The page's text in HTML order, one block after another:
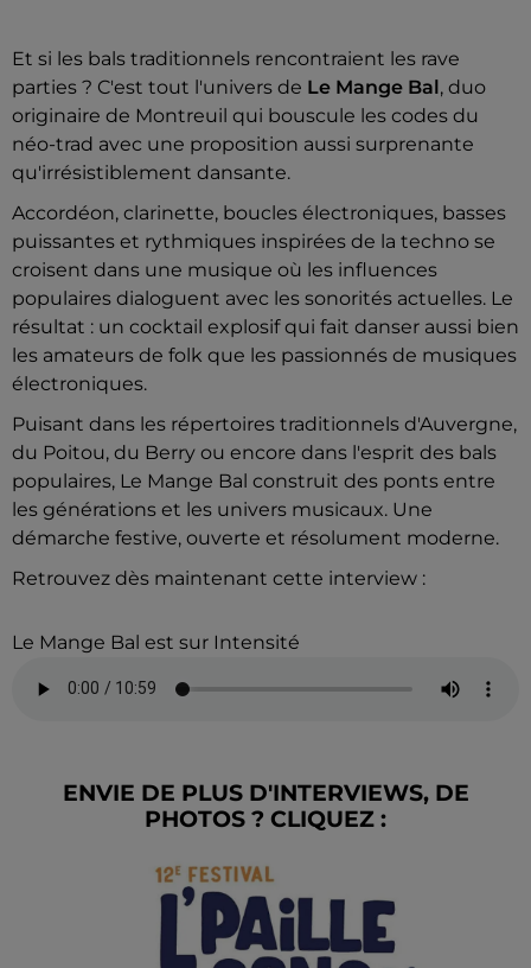
Et si les bals traditionnels rencontraient les rave
parties ? C'est tout l'univers de Le Mange Bal, duo
originaire de Montreuil qui bouscule les codes du
néo-trad avec une proposition aussi surprenante
qu'irrésistiblement dansante.
Accordéon, clarinette, boucles électroniques, basses
puissantes et rythmiques inspirées de la techno se
croisent dans une musique où les influences
populaires dialoguent avec les sonorités actuelles. Le
résultat : un cocktail explosif qui fait danser aussi bien
les amateurs de folk que les passionnés de musiques
électroniques.
Puisant dans les répertoires traditionnels d'Auvergne,
du Poitou, du Berry ou encore dans l'esprit des bals
populaires, Le Mange Bal construit des ponts entre
les générations et les univers musicaux. Une
démarche festive, ouverte et résolument moderne.
Retrouvez dès maintenant cette interview :
Le Mange Bal est sur Intensité
ENVIE DE PLUS D'INTERVIEWS, DE
PHOTOS ? CLIQUEZ :